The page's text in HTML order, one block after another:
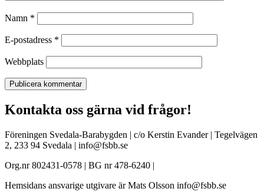
Namn *
E-postadress *
Webbplats
Kontakta oss gärna vid frågor!
Föreningen Svedala-Barabygden | c/o Kerstin Evander | Tegelvägen
2, 233 94 Svedala | info@fsbb.se
Org.nr 802431-0578 | BG nr 478-6240 |
Hemsidans ansvarige utgivare är Mats Olsson info@fsbb.se